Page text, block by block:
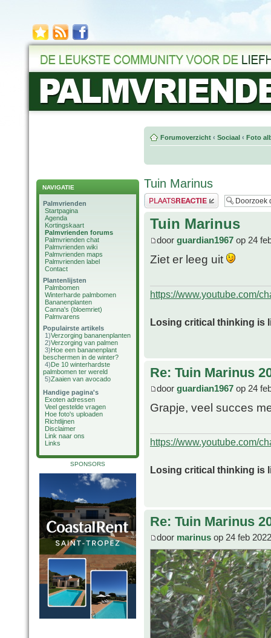
NAVIGATIE
Palmvrienden
Startpagina
Agenda
Kortingskaart
Palmvrienden forums
Palmvrienden chat
Palmvrienden wiki
Palmvrienden maps
Palmvrienden label
Contact
Plantenlijsten
Palmbomen
Winterharde palmbomen
Bananenplanten
Canna's (bloemriet)
Palmvarens
Populairste artikels
1)Verzorging bananenplanten
2)Verzorging van palmen
3)Hoe een bananenplant
beschermen in de winter?
4)De 10 winterhardste
palmbomen ter wereld
5)Zaaien van avocado
Handige pagina's
Exoten adressen
Veel gestelde vragen
Hoe foto's uploaden
Richtlijnen
Disclaimer
Link naar ons
Links
SPONSORS
Forumoverzicht ‹ Sociaal ‹ Foto
Tuin Marinus
Plaats een reactie
Tuin Marinus
door guardian1967 op 24
Ziet er leeg uit
https://www.youtube.com/
Losing critical thinking is
Re: Tuin Marinus
door guardian1967 op 24
Grapje, veel succes
https://www.youtube.com/
Losing critical thinking is
Re: Tuin Marinus
door marinus op 24 feb